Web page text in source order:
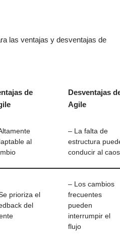
las ventajas y desventajas de
de
Desventajas
Agile
al
– La falta de
estructura
conducir al caos
prioriza el
del
– Los cambios
frecuentes
pueden
interrumpir el
flujo